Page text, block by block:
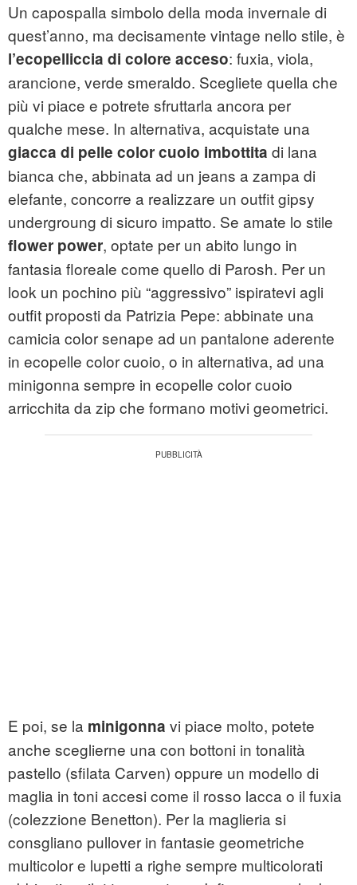
Un capospalla simbolo della moda invernale di
quest’anno, ma decisamente vintage nello stile, è
l’ecopelliccia di colore acceso: fuxia, viola,
arancione, verde smeraldo. Scegliete quella che
più vi piace e potrete sfruttarla ancora per
qualche mese. In alternativa, acquistate una
giacca di pelle color cuoio imbottita di lana
bianca che, abbinata ad un jeans a zampa di
elefante, concorre a realizzare un outfit gipsy
undergroung di sicuro impatto. Se amate lo stile
flower power, optate per un abito lungo in
fantasia floreale come quello di Parosh. Per un
look un pochino più “aggressivo” ispiratevi agli
outfit proposti da Patrizia Pepe: abbinate una
camicia color senape ad un pantalone aderente
in ecopelle color cuoio, o in alternativa, ad una
minigonna sempre in ecopelle color cuoio
arricchita da zip che formano motivi geometrici.
E poi, se la minigonna vi piace molto, potete
anche sceglierne una con bottoni in tonalità
pastello (sfilata Carven) oppure un modello di
maglia in toni accesi come il rosso lacca o il fuxia
(colezzione Benetton). Per la maglieria si
consgliano pullover in fantasie geometriche
multicolor e lupetti a righe sempre multicolorati